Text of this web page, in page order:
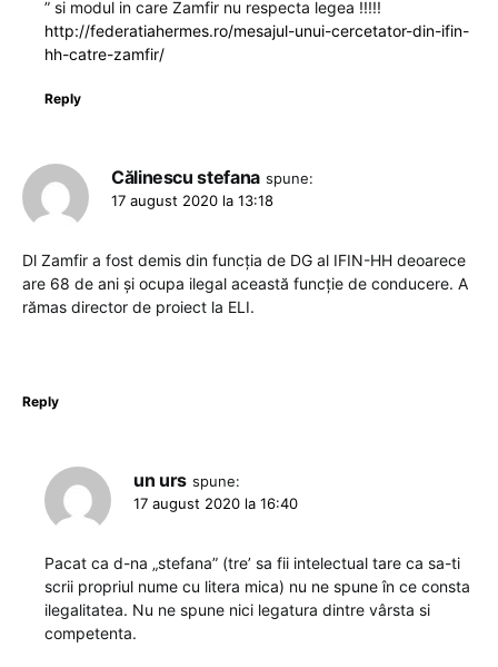
” si modul in care Zamfir nu respecta legea !!!!!
http://federatiahermes.ro/mesajul-unui-cercetator-din-ifin-
hh-catre-zamfir/
Reply
Călinescu stefana spune:
17 august 2020 la 13:18
Dl Zamfir a fost demis din funcția de DG al IFIN-HH deoarece
are 68 de ani și ocupa ilegal această funcție de conducere. A
rămas director de proiect la ELI.
Reply
un urs spune:
17 august 2020 la 16:40
Pacat ca d-na „stefana” (tre’ sa fii intelectual tare ca sa-ti
scrii propriul nume cu litera mica) nu ne spune în ce consta
ilegalitatea. Nu ne spune nici legatura dintre vârsta si
competenta.